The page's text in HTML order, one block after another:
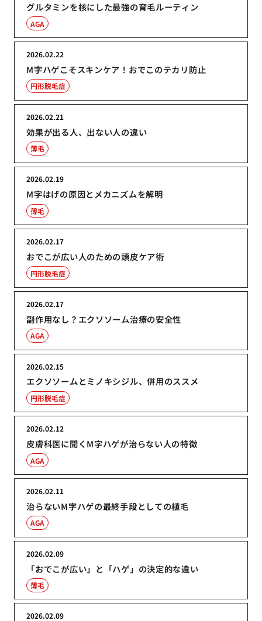
グルタミンを核にした最強の育毛ルーティン
AGA
M字ハゲこそスキンケア！おでこのテカリ防止
2026.02.22
円形脱毛症
効果が出る人、出ない人の違い
2026.02.21
薄毛
M字はげの原因とメカニズムを解明
2026.02.19
薄毛
おでこが広い人のための頭皮ケア術
2026.02.17
円形脱毛症
副作用なし？エクソソーム治療の安全性
2026.02.17
AGA
エクソソームとミノキシジル、併用のススメ
2026.02.15
円形脱毛症
皮膚科医に聞くM字ハゲが治らない人の特徴
2026.02.12
AGA
治らないM字ハゲの最終手段としての植毛
2026.02.11
AGA
「おでこが広い」と「ハゲ」の決定的な違い
2026.02.09
薄毛
2026.02.09